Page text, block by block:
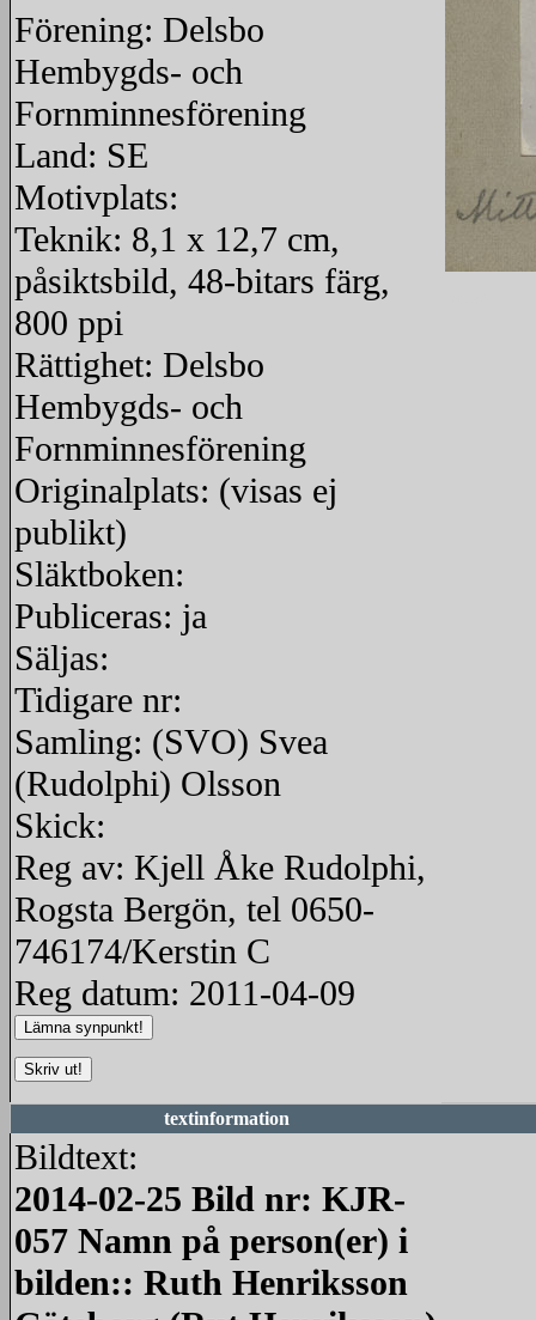
Förening: Delsbo
Hembygds- och
Fornminnesförening
Land: SE
Motivplats:
Teknik: 8,1 x 12,7 cm,
påsiktsbild, 48-bitars färg,
800 ppi
Rättighet: Delsbo
Hembygds- och
Fornminnesförening
Originalplats: (visas ej
publikt)
Släktboken:
Publiceras: ja
Säljas:
Tidigare nr:
Samling: (SVO) Svea
(Rudolphi) Olsson
Skick:
Reg av: Kjell Åke Rudolphi,
Rogsta Bergön, tel 0650-
746174/Kerstin C
Reg datum: 2011-04-09
textinformation
Bildtext:
2014-02-25 Bild nr: KJR-
057 Namn på person(er) i
bilden:: Ruth Henriksson